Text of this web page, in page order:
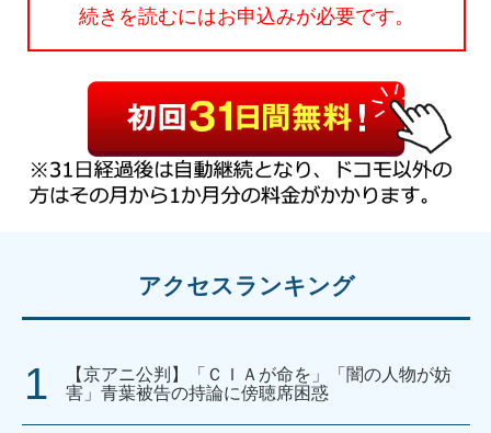
続きを読むにはお申込みが必要です。
アクセスランキング
【京アニ公判】「ＣＩＡが命を」「闇の人物が妨
害」青葉被告の持論に傍聴席困惑